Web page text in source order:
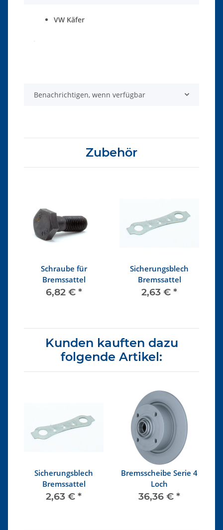
VW Käfer
Benachrichtigen, wenn verfügbar
Zubehör
Schraube für
Bremssattel
6,82 € *
Sicherungsblech
Bremssattel
2,63 € *
Kunden kauften dazu
folgende Artikel:
Sicherungsblech
Bremssattel
2,63 € *
Bremsscheibe Serie 4
Loch
36,36 € *